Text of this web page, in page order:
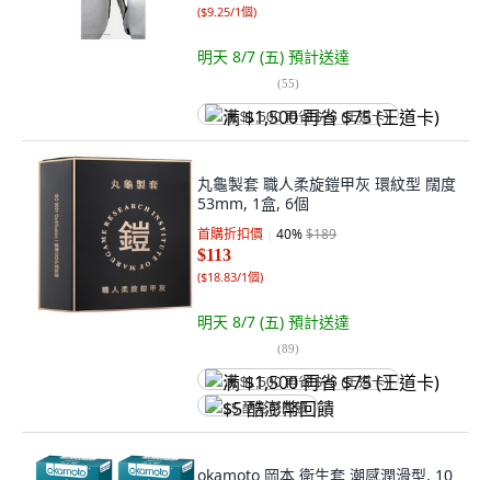
($9.25/1個)
明天 8/7 (五) 預計送達
(55)
满 $1,500 再省 $75 (王道卡)
丸龜製套 職人柔旋鎧甲灰 環紋型 闊度
53mm, 1盒, 6個
首購折扣價 40%$189
$113
($18.83/1個)
明天 8/7 (五) 預計送達
(89)
满 $1,500 再省 $75 (王道卡)
$5 酷澎幣回饋
okamoto 岡本 衛生套 潮感潤滑型, 10